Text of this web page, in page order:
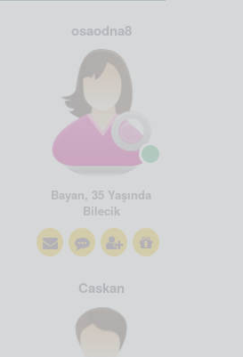
osaodna8
Bayan, 35 Yaşında
Bilecik
Caskan